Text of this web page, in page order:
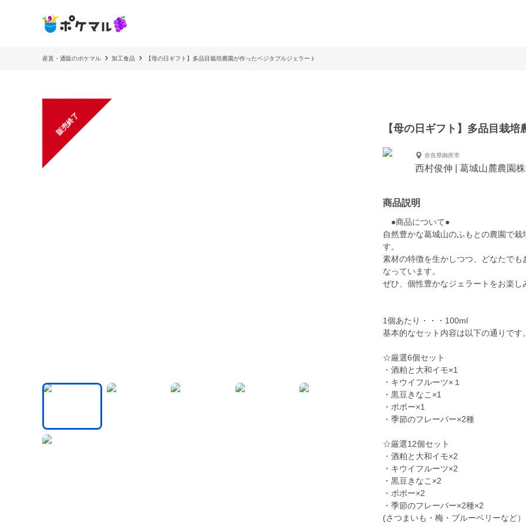
産直・通販のポケマル 加工食品 【母の日ギフト】多品目栽培農園が作ったベジタブルジェラート
販売終了 【母の日ギフト】多品目栽
奈良県御所市
西村俊伸 | 葛城山麓農園
商品説明
●商品について●
自然豊かな葛城山のふもとの農園で
す。
素材の特徴を生かしつつ、どなたで
なっています。
ぜひ、個性豊かなジェラートをお楽し
1個あたり・・・100ml
基本的なセット内容は以下の通りです。
☆厳選6個セット
・酒粕と大和イモ×1
・キウイフルーツ×１
・黒豆きなこ×1
・ポポー×1
・季節のフレーバー×2種
☆厳選12個セット
・酒粕と大和イモ×2
・キウイフルーツ×2
・黒豆きなこ×2
・ポポー×2
・季節のフレーバー×2種×2
(さつまいも・梅・ブルーベリーなど）